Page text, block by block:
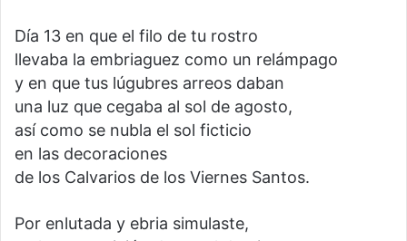
Día 13 en que el filo de tu rostro
llevaba la embriaguez como un relámpago
y en que tus lúgubres arreos daban
una luz que cegaba al sol de agosto,
así como se nubla el sol ficticio
en las decoraciones
de los Calvarios de los Viernes Santos.
Por enlutada y ebria simulaste,